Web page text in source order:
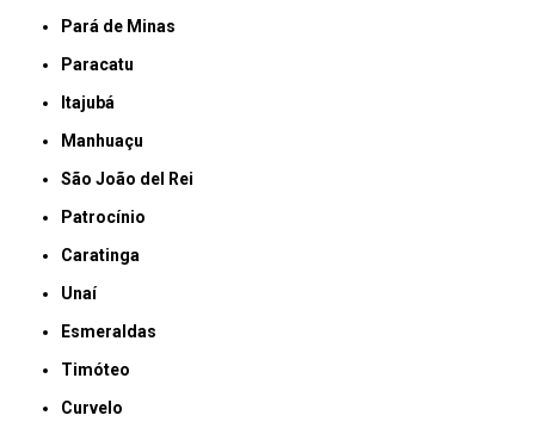
Pará de Minas
Paracatu
Itajubá
Manhuaçu
São João del Rei
Patrocínio
Caratinga
Unaí
Esmeraldas
Timóteo
Curvelo